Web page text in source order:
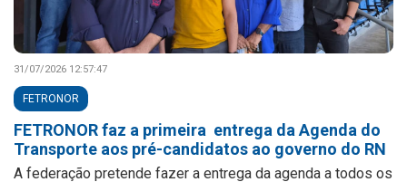
31/07/2026 12:57:47
FETRONOR
FETRONOR faz a primeira entrega da Agenda do
Transporte aos pré-candidatos ao governo do RN
A federação pretende fazer a entrega da agenda a todos os